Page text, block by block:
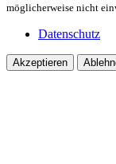
möglicherweise nicht
Datenschutz
Akzeptieren